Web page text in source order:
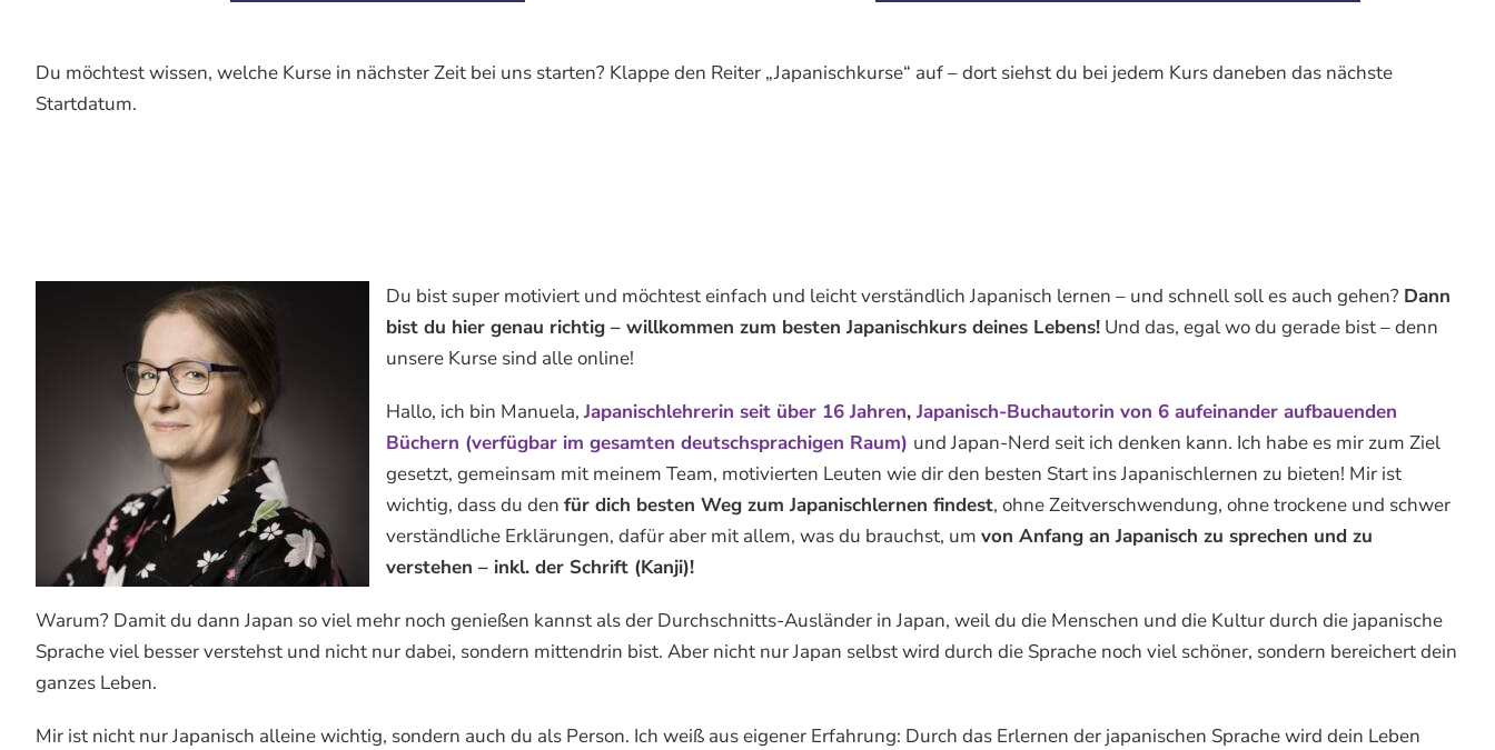
Du möchtest wissen, welche Kurse in nächster Zeit bei uns starten? Klappe den Reiter „Japanischkurse“ auf – dort siehst du bei jedem Kurs daneben das nächste
Startdatum.
Du bist super motiviert und möchtest einfach und leicht verständlich Japanisch lernen – und schnell soll es auch gehen? Dann
bist du hier genau richtig – willkommen zum besten Japanischkurs deines Lebens!Und das, egal wo du gerade bist – denn
unsere Kurse sind alle online!
Hallo, ich bin Manuela, Japanischlehrerin seit über 16 Jahren, Japanisch-Buchautorin von 6 aufeinander aufbauenden
Büchern (verfügbar im gesamten deutschsprachigen Raum) und Japan-Nerd seit ich denken kann. Ich habe es mir zum Ziel
gesetzt, gemeinsam mit meinem Team, motivierten Leuten wie dir den besten Start ins Japanischlernen zu bieten! Mir ist
wichtig, dass du den für dich besten Weg zum Japanischlernen findest, ohne Zeitverschwendung, ohne trockene und schwer
verständliche Erklärungen, dafür aber mit allem, was du brauchst, um von Anfang an Japanisch zu sprechen und zu
verstehen – inkl. der Schrift (Kanji)!
Warum? Damit du dann Japan so viel mehr noch genießen kannst als der Durchschnitts-Ausländer in Japan, weil du die Menschen und die Kultur durch die japanische
Sprache viel besser verstehst und nicht nur dabei, sondern mittendrin bist. Aber nicht nur Japan selbst wird durch die Sprache noch viel schöner, sondern bereichert dein
ganzes Leben.
Mir ist nicht nur Japanisch alleine wichtig, sondern auch du als Person. Ich weiß aus eigener Erfahrung: Durch das Erlernen der japanischen Sprache wird dein Leben